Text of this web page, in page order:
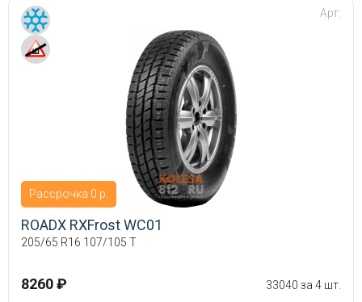
Рассрочка 0 р.
Арт:
ROADX RXFrost WC01
205/65 R16 107/105 T
8260 ₽ 33040 за 4 шт.